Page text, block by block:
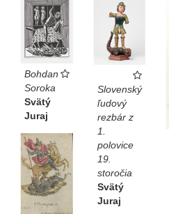
Bohdan
Soroka
Svätý
Juraj
Slovenský
ľudový
rezbár z
1.
polovice
19.
storočia
Svätý
Juraj